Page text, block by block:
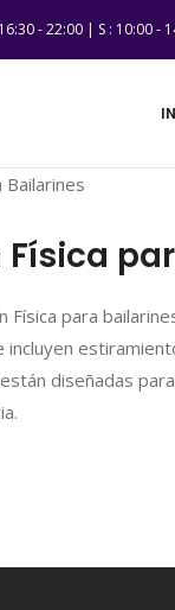
- 22:00 | S : 10:00 -
Física para
incluyen
diseñadas